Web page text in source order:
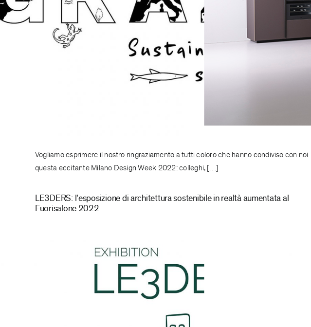
Vogliamo esprimere il nostro ringraziamento a tutti coloro che hanno condiviso con noi
questa eccitante Milano Design Week 2022: colleghi, […]
LE3DERS: l’esposizione di architettura sostenibile in realtà aumentata al
Fuorisalone 2022